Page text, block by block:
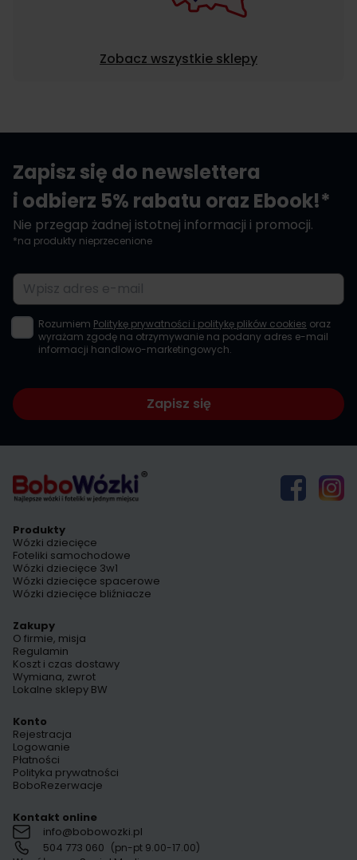
Zobacz wszystkie sklepy
Zapisz się do newslettera
i odbierz 5% rabatu oraz Ebook!*
Nie przegap żadnej istotnej informacji i promocji.
*na produkty nieprzecenione
Adres e-mail
Rozumiem Politykę prywatności i politykę plików cookies oraz
wyrażam zgodę na otrzymywanie na podany adres e-mail
informacji handlowo-marketingowych.
Zapisz się
Produkty
Wózki dziecięce
Foteliki samochodowe
Wózki dziecięce 3w1
Wózki dziecięce spacerowe
Wózki dziecięce bliźniacze
Zakupy
O firmie, misja
Regulamin
Koszt i czas dostawy
Wymiana, zwrot
Lokalne sklepy BW
Konto
Rejestracja
Logowanie
Płatności
Polityka prywatności
BoboRezerwacje
Kontakt online
info@bobowozki.pl
504 773 060 (pn-pt 9.00-17.00)